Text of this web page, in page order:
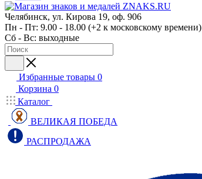
Челябинск, ул. Кирова 19, оф. 906
Пн - Пт: 9.00 - 18.00 (+2 к московскому времени)
Сб - Вс: выходные
Избранные товары 0
Корзина 0
Каталог
ВЕЛИКАЯ ПОБЕДА
РАСПРОДАЖА